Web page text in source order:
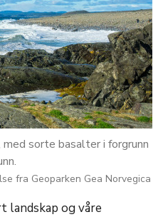
sorte basalter i forgrunn
fra Geoparken Gea Norvegica
landskap og våre